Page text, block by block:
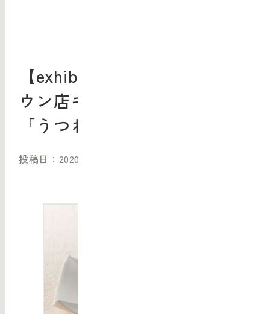
【exhibition】東京ミッドタ
ウン店ギャラリー 特別展
「うつわと和菓子」
投稿日：2020/07/08（水）